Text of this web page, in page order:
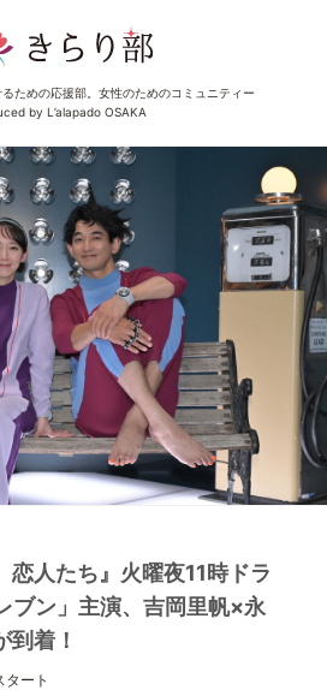
ための応援部。女性のためのコミュニティー
by L’alapado OSAKA
恋人たち』火曜夜11時ドラ
ン」主演、吉岡里帆×永
到着！
ート
Menu
子について